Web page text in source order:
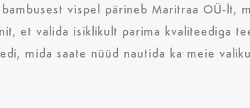
vispel pärineb Maritraa OÜ-lt,
et valida isiklikult parima
mida saate nüüd nautida ka meie